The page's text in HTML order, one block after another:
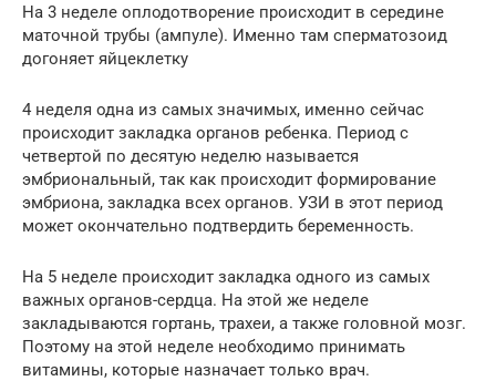
На 3 неделе оплодотворение происходит в середине
маточной трубы (ампуле). Именно там сперматозоид
догоняет яйцеклетку
4 неделя одна из самых значимых, именно сейчас
происходит закладка органов ребенка. Период с
четвертой по десятую неделю называется
эмбриональный, так как происходит формирование
эмбриона, закладка всех органов. УЗИ в этот период
может окончательно подтвердить беременность.
На 5 неделе происходит закладка одного из самых
важных органов-сердца. На этой же неделе
закладываются гортань, трахеи, а также головной мозг.
Поэтому на этой неделе необходимо принимать
витамины, которые назначает только врач.